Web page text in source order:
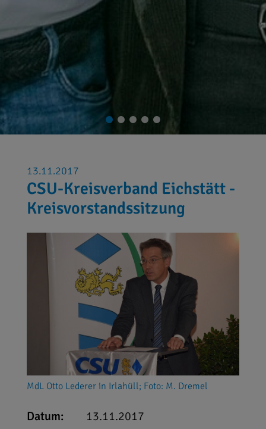
13.11.2017
CSU-Kreisverband Eichstätt -
Kreisvorstandssitzung
MdL Otto Lederer in Irlahüll; Foto: M. Dremel
Datum:
13.11.2017